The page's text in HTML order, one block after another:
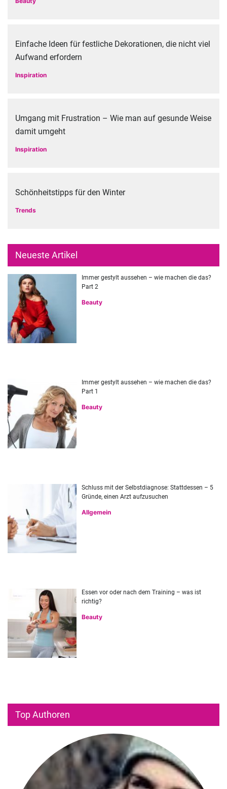
Einfache Ideen für festliche Dekorationen, die nicht viel
Aufwand erfordern
Inspiration
Umgang mit Frustration – Wie man auf gesunde Weise
damit umgeht
Inspiration
Schönheitstipps für den Winter
Trends
Neueste Artikel
Immer gestylt aussehen – wie machen die das?
Part 2
Beauty
Immer gestylt aussehen – wie machen die das?
Part 1
Beauty
Schluss mit der Selbstdiagnose: Stattdessen – 5
Gründe, einen Arzt aufzusuchen
Allgemein
Essen vor oder nach dem Training – was ist
richtig?
Beauty
Top Authoren